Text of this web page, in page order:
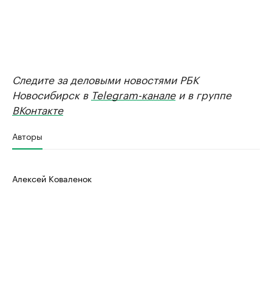
Следите за деловыми новостями РБК
Новосибирск в Telegram-каналеи в группе
ВКонтакте
Авторы
Алексей Коваленок